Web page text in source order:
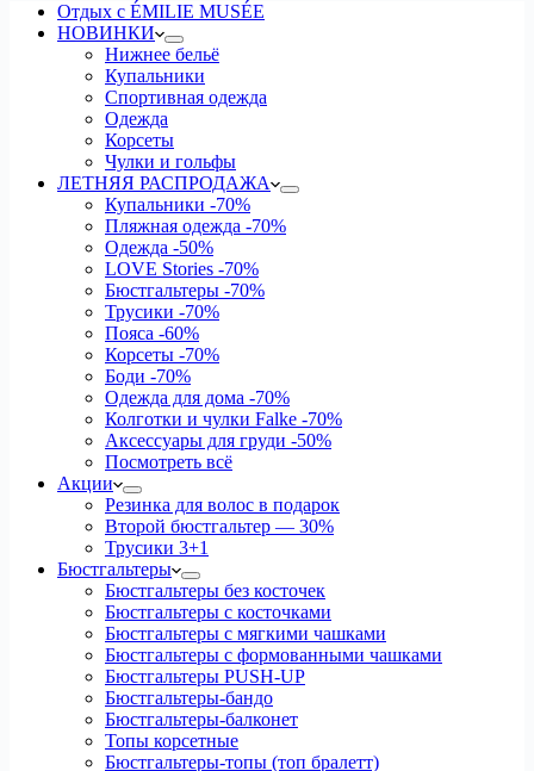
Отдых с ÉMILIE MUSÉE
НОВИНКИ
Нижнее бельё
Купальники
Спортивная одежда
Одежда
Корсеты
Чулки и гольфы
ЛЕТНЯЯ РАСПРОДАЖА
Купальники -70%
Пляжная одежда -70%
Одежда -50%
LOVE Stories -70%
Бюстгальтеры -70%
Трусики -70%
Пояса -60%
Корсеты -70%
Боди -70%
Одежда для дома -70%
Колготки и чулки Falke -70%
Аксессуары для груди -50%
Посмотреть всё
Акции
Резинка для волос в подарок
Второй бюстгальтер — 30%
Трусики 3+1
Бюстгальтеры
Бюстгальтеры без косточек
Бюстгальтеры с косточками
Бюстгальтеры с мягкими чашками
Бюстгальтеры с формованными чашками
Бюстгальтеры PUSH-UP
Бюстгальтеры-бандо
Бюстгальтеры-балконет
Топы корсетные
Бюстгальтеры-топы (топ бралетт)